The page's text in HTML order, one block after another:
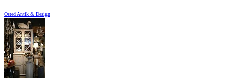
Osted Antik & Design